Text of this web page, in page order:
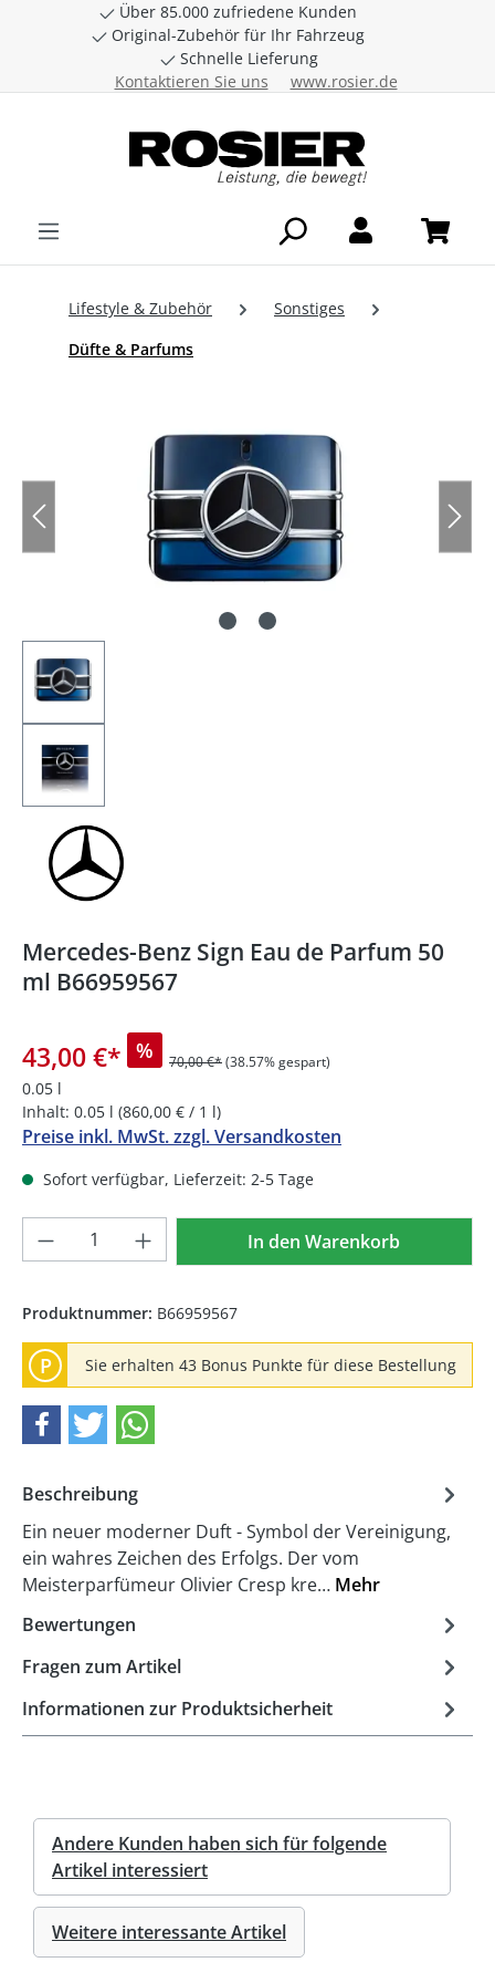
Zum Hauptinhalt springen
Über 85.000 zufriedene Kunden
Original-Zubehör für Ihr Fahrzeug
Schnelle Lieferung
Kontaktieren Sie uns
www.rosier.de
Lifestyle & Zubehör
Sonstiges
Düfte & Parfums
Mercedes-Benz Sign Eau de Parfum 50
ml B66959567
43,00 €* % 70,00 €*(38.57% gespart)
0.05 l
Inhalt: 0.05 l (860,00 € / 1 l)
Preise inkl. MwSt. zzgl. Versandkosten
Sofort verfügbar, Lieferzeit: 2-5 Tage
Produkt Anzahl: Gib denIn den Warenkorb
Produktnummer: B66959567
P Sie erhalten 43 Bonus Punkte für diese Bestellung
Beschreibung
Ein neuer moderner Duft - Symbol der Vereinigung,
ein wahres Zeichen des Erfolgs. Der vom
Meisterparfümeur Olivier Cresp kre… Mehr
Bewertungen
Fragen zum Artikel
Informationen zur Produktsicherheit
Andere Kunden haben sich für folgende
Artikel interessiert
Weitere interessante Artikel